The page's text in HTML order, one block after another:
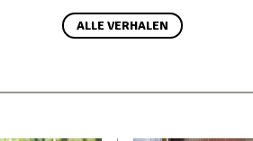
ALLE VERHALEN